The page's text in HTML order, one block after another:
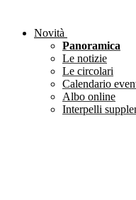
Novità
Panoramica
Le notizie
Le circolari
Calendario
Albo online
Interpelli